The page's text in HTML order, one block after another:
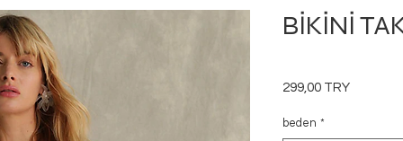
BİKİNİ
299,00 TRYPreis
beden *